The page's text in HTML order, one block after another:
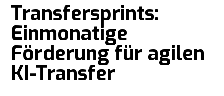
Transfersprints:
Einmonatige
Förderung für agilen
KI-Transfer